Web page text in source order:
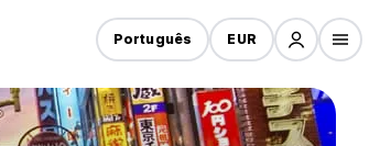
Português EUR